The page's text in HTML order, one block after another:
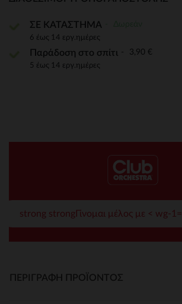
ΣΕ ΚΑΤΑΣΤΗΜΑ
6 έως 14 εργ.ημέρες
Παράδοση στο σπίτι 3,90 €
5 έως 14 εργ.ημέρες
strong strongΓίνομαι μέλος με < wg-
ΠΕΡΙΓΡΑΦΉ ΠΡΟΪΌΝΤΟΣ